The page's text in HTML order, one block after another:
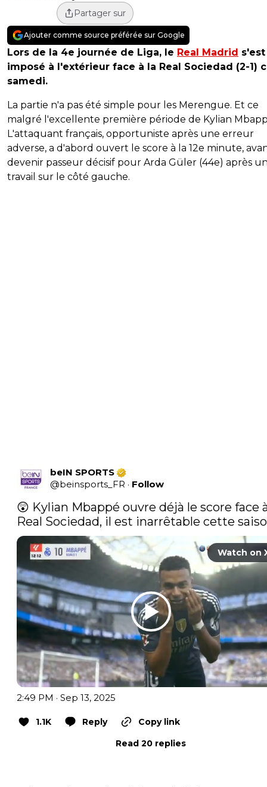
Partager sur
Ajouter comme source préférée sur Google
Lors de la 4e journée de Liga, le Real Madrid s'est
imposé à l'extérieur face à la Real Sociedad (2-1)
samedi.
La partie n'a pas été simple pour les Merengue. Et ce
malgré l'excellente première période de Kylian
L'attaquant français, opportuniste après une erreur
adverse, a d'abord ouvert le score à la 12e minute,
devenir passeur décisif pour Arda Güler (44e) après
travail sur le côté gauche.
beIN SPORTS
@beinsports_FR · Follow
😲 Kylian Mbappé ouvre déjà le score face
Real Sociedad, il est inarrêtable cette
Watch on
2:49 PM · Sep 13, 2025
1.1K Reply
Copy link
Read 20 replies